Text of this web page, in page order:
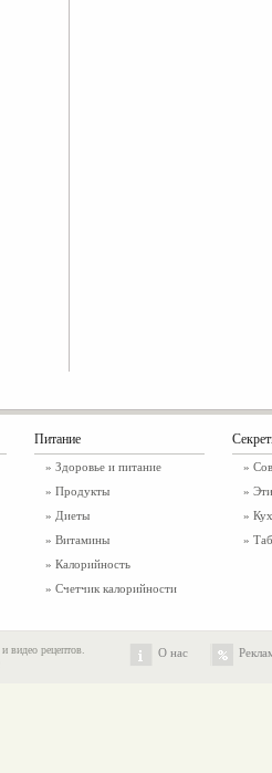
Питание
» Здоровье и питание
» Продукты
» Диеты
» Витамины
» Калорийность
» Счетчик калорийности
»
»
»
»
видео рецептов.
О нас